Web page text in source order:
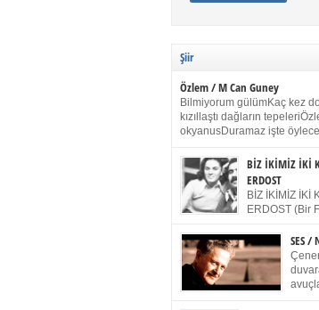
Şiir
Özlem / M Can Guney
Bilmiyorum gülümKaç kez
kızıllaştı dağların
okyanusDuramaz işte
dururSokulur yalnızlığıma
buruk
öpüşlerinGeceler
Sydney / Toplumsal
BİZ İKİMİZ İKİ
ERDOST
BİZ İKİMİZ İKİ
ERDOST (Bir
Duracağız Fotoğrafımızda
ellerimde kelepçe
(Kelepçeyi yadırgamanın
için Sonra alıştım Ve
SES /